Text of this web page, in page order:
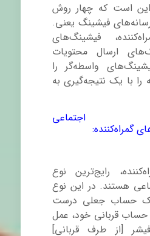
است که چهار روش
فیشینگ یعنی.
فیشینگ‌های
های ارسال محتویات
های واسطهگر را
با یک نتیجه‌گیری به
اجتماعی
گمراه‌کننده:
رایج‌ترین نوع
هستند. در این نوع
حساب جعلی درست
قربانی خود، عمل
[از طرف قربانی]